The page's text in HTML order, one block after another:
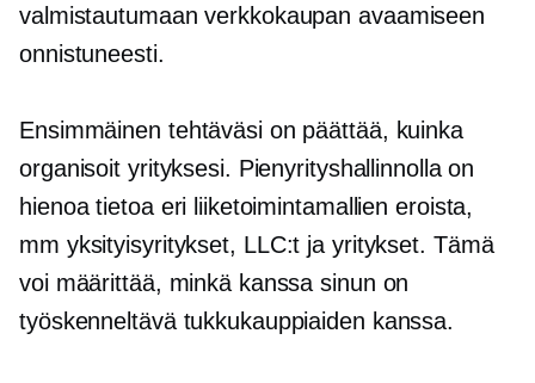
valmistautumaan verkkokaupan avaamiseen
onnistuneesti.
Ensimmäinen tehtäväsi on päättää, kuinka
organisoit yrityksesi. Pienyrityshallinnolla on
hienoa tietoa eri liiketoimintamallien eroista,
mm yksityisyritykset, LLC:t ja yritykset. Tämä
voi määrittää, minkä kanssa sinun on
työskenneltävä tukkukauppiaiden kanssa.